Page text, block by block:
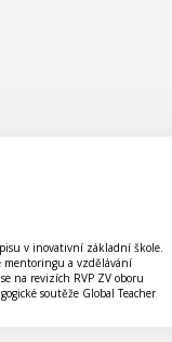
v inovativní základní škole.
mentoringu a vzdělávání
na revizích RVP ZV oboru
soutěže Global Teacher